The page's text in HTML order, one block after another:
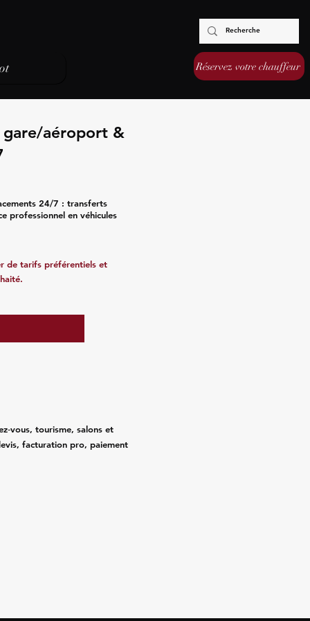
Réservez votre chauffeur
gare/aéroport &
24/7 : transferts
professionnel en véhicules
de tarifs préférentiels et
tourisme, salons et
facturation pro, paiement